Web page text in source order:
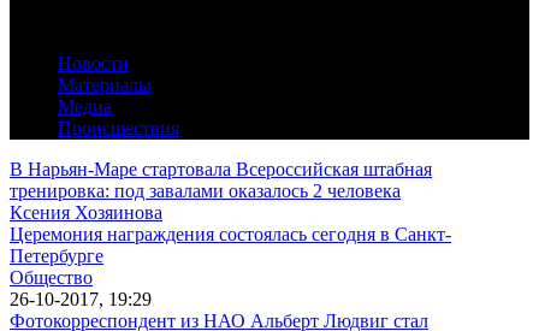
Новости
Материалы
Медиа
Происшествия
В Нарьян-Маре стартовала Всероссийская штабная
тренировка: под завалами оказалось 2 человека
Ксения Хозяинова
Церемония награждения состоялась сегодня в Санкт-
Петербурге
Общество
26-10-2017, 19:29
Фотокорреспондент из НАО Альберт Людвиг стал